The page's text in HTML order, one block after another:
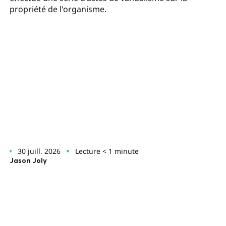
propriété de l'organisme.
30 juill. 2026 Lecture < 1 minute
Jason Joly